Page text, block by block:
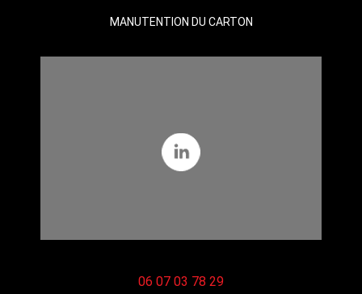
MANUTENTION DU CARTON
06 07 03 78 29